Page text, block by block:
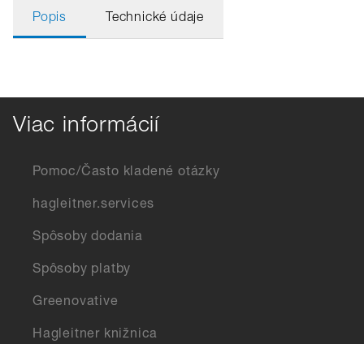
Popis Technické údaje
Viac informácií
Pomoc/Často kladené otázky
hagleitner.services
Spôsoby dodania
Spôsoby platby
Greenovative
Hagleitner knižnica